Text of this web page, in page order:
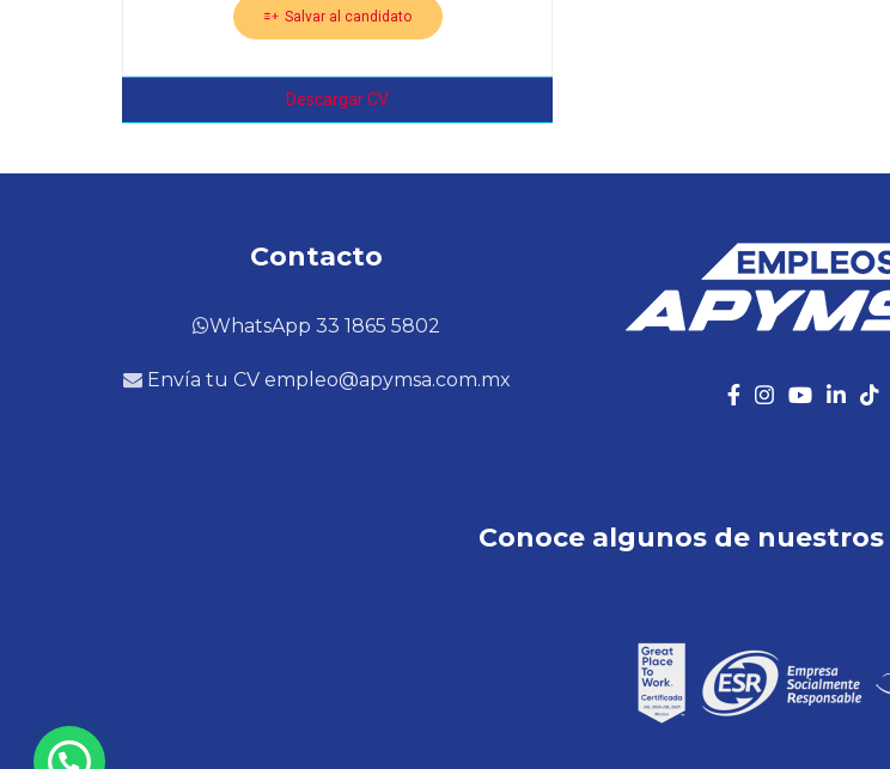
Salvar al candidato
Descargar CV
Contacto
WhatsApp 33 1865 5802
Envía tu CV empleo@apymsa.com.mx
Conoce algunos de